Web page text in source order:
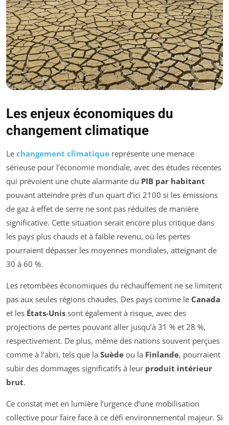
Les enjeux économiques du
changement climatique
Le changement climatique représente une menace
sérieuse pour l’économie mondiale, avec des études récentes
qui prévoient une chute alarmante du PIB par habitant
pouvant atteindre près d’un quart d’ici 2100 si les émissions
de gaz à effet de serre ne sont pas réduites de manière
significative. Cette situation serait encore plus critique dans
les pays plus chauds et à faible revenu, où les pertes
pourraient dépasser les moyennes mondiales, atteignant de
30 à 60 %.
Les retombées économiques du réchauffement ne se limitent
pas aux seules régions chaudes. Des pays comme le Canada
et les États-Unis sont également à risque, avec des
projections de pertes pouvant aller jusqu’à 31 % et 28 %,
respectivement. De plus, même des nations souvent perçues
comme à l’abri, tels que la Suède ou la Finlande, pourraient
subir des dommages significatifs à leur produit intérieur
brut.
Ce constat met en lumière l’urgence d’une mobilisation
collective pour faire face à ce défi environnemental majeur. Si